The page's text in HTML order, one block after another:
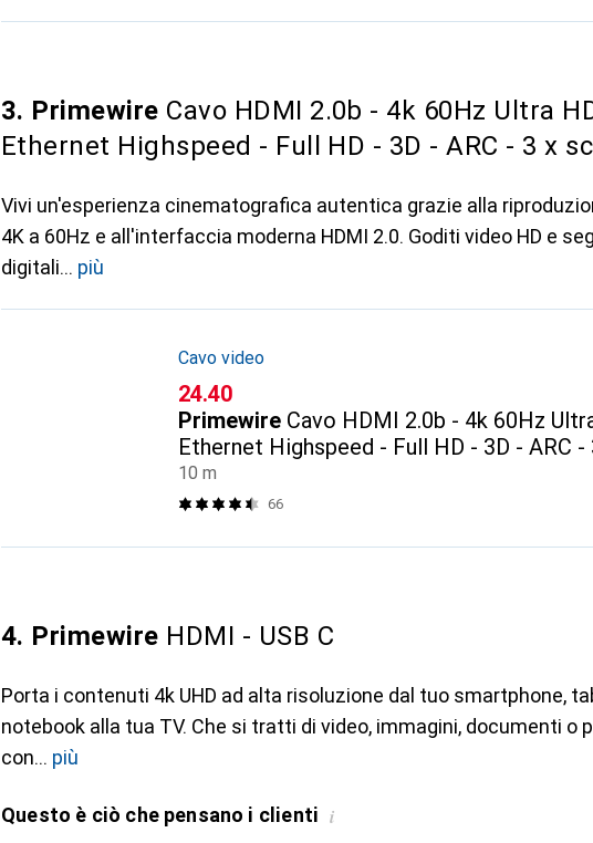
3. Primewire Cavo HDMI 2.0b - 4k 60Hz Ultra
Ethernet Highspeed - Full HD - 3D - ARC - 3 x
Vivi un'esperienza cinematografica autentica grazie alla
4K a 60Hz e all'interfaccia moderna HDMI 2.0. Goditi video HD e
digitali
più
Cavo video
CHF
24.40
Primewire Cavo HDMI 2.0b - 4k 60Hz
Ethernet Highspeed - Full HD - 3D - ARC -
schermato
10 m
66
4. Primewire HDMI - USB C
Porta i contenuti 4k UHD ad alta risoluzione dal tuo smartphone,
notebook alla tua TV. Che si tratti di video, immagini, documenti o
con
più
Questo è ciò che pensano i clienti i